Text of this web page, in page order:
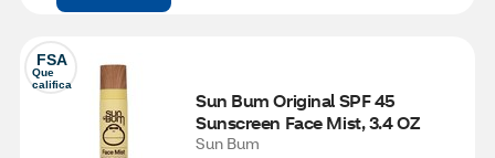
FSA
Que
califica
Sun Bum Original SPF 45
Sunscreen Face Mist, 3.4 OZ
Sun Bum